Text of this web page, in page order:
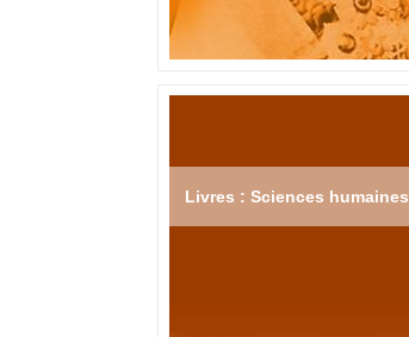
Livres : Sciences humaines